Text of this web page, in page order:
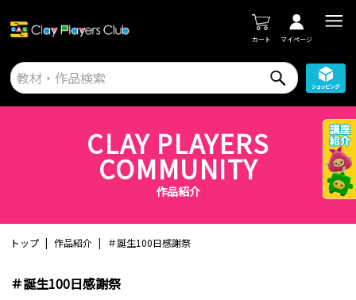
カート マイページ
CLAY PLAYERS
COMMUNITY
作品紹介
トップ 作品紹介 ＃誕生100日感謝祭
＃誕生100日感謝祭